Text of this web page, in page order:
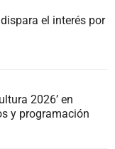
el interés por
2026’ en
y programación